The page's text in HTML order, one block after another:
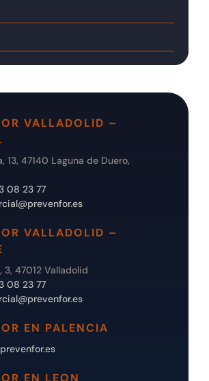
VALLADOLID –
13, 47140 Laguna de Duero,
08 23 77
VALLADOLID –
3, 47012 Valladolid
08 23 77
EN PALENCIA
EN LEON